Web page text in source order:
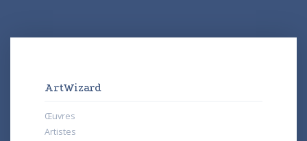
ArtWizard
Œuvres
Artistes